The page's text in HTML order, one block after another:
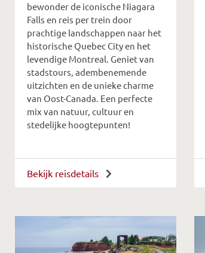
bewonder de iconische Niagara
Falls en reis per trein door
prachtige landschappen naar het
historische Quebec City en het
levendige Montreal. Geniet van
stadstours, adembenemende
uitzichten en de unieke charme
van Oost-Canada. Een perfecte
mix van natuur, cultuur en
stedelijke hoogtepunten!
Bekijk reisdetails